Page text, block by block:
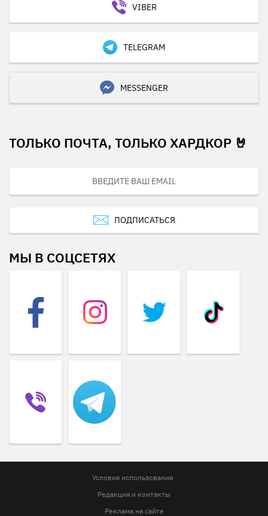
VIBER
TELEGRAM
MESSENGER
ТОЛЬКО ПОЧТА, ТОЛЬКО ХАРДКОР 🤘
ПОДПИСАТЬСЯ
МЫ В СОЦСЕТЯХ
Условия использования
Редакция и контакты
Реклама на сайте